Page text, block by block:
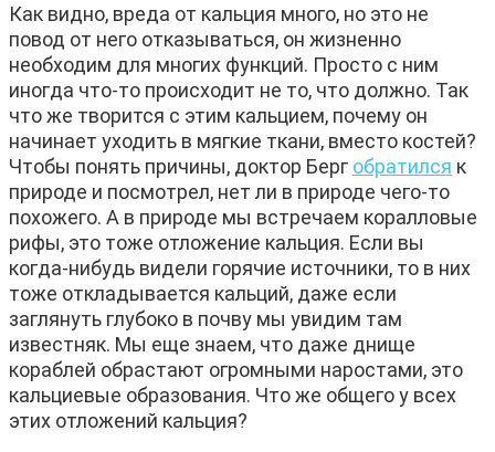
Как видно, вреда от кальция много, но это не
повод от него отказываться, он жизненно
необходим для многих функций. Просто с ним
иногда что-то происходит не то, что должно. Так
что же творится с этим кальцием, почему он
начинает уходить в мягкие ткани, вместо костей?
Чтобы понять причины, доктор Берг обратился к
природе и посмотрел, нет ли в природе чего-то
похожего. А в природе мы встречаем коралловые
рифы, это тоже отложение кальция. Если вы
когда-нибудь видели горячие источники, то в них
тоже откладывается кальций, даже если
заглянуть глубоко в почву мы увидим там
известняк. Мы еще знаем, что даже днище
кораблей обрастают огромными наростами, это
кальциевые образования. Что же общего у всех
этих отложений кальция?